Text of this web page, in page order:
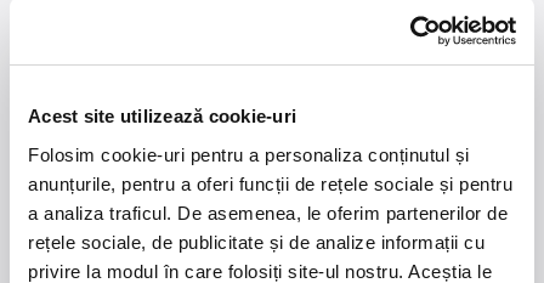
Acest site utilizează cookie-uri
Folosim cookie-uri pentru a personaliza conținutul și
anunțurile, pentru a oferi funcții de rețele sociale și pentru
a analiza traficul. De asemenea, le oferim partenerilor de
rețele sociale, de publicitate și de analize informații cu
privire la modul în care folosiți site-ul nostru. Aceștia le
Blackbriar ajunge la București pe 27 septembrie,
pentru un concert la Quantic. Turneul promovează
cel mai nou album al formației, A Thousand Little
Deaths, un material ce explorează teme precum
iubirea, pierderea și moartea prin imagini cinematice,
versuri captivante și puternice sonorități symphonic
metal.